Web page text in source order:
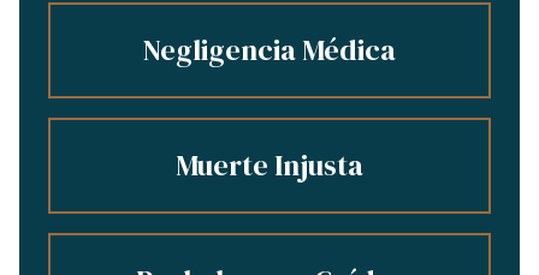
Negligencia Médica
Muerte Injusta